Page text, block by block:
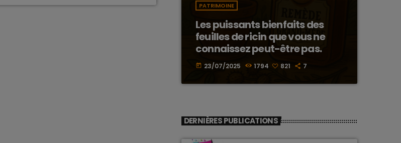
PATRIMOINE
Les puissants bienfaits des
feuilles de ricin que vous ne
connaissez peut-être pas.
today 23/07/2025 1794 821 7
DERNIÈRES PUBLICATIONS